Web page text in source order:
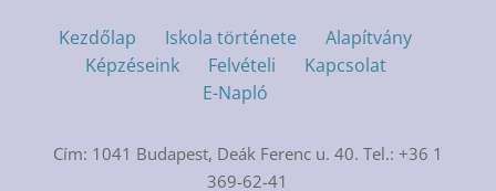
Kezdőlap Iskola története
Alapítvány
Képzéseink
Felvételi
Kapcsolat
E-Napló
Cím: 1041 Budapest, Deák Ferenc u. 40. Tel.: +36 1
369-62-41